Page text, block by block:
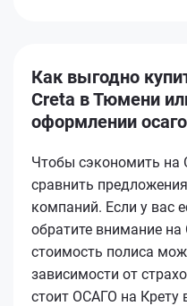
Как выгодно
Creta в Тюмени
оформлении
Чтобы сэкономить
сравнить
компаний. Если у вас
обратите внимание
стоимость полиса
зависимости от
стоит ОСАГО на Крету